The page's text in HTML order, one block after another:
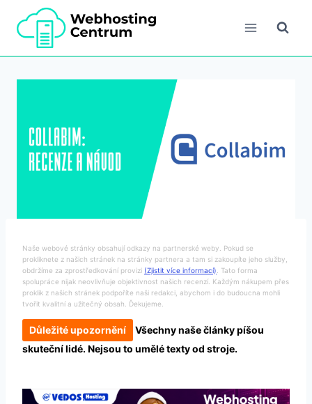
Přeskočit
obsah
Naše webové stránky obsahují odkazy na partnerské weby. Pokud se
prokliknete z našich stránek na stránky partnera a tam si zakoupíte jeho služby,
obdržíme za zprostředkování provizi (Zjistit více informací) . Tato forma
spolupráce nijak neovlivňuje objektivnost našich recenzí. Každým nákupem přes
proklik z našich stránek podpoříte naši redakci, abychom i do budoucna mohli
tvořit kvalitní a užitečný obsah. Ďekujeme.
Důležité upozornění
Všechny naše články píšou
skuteční lidé. Nejsou to umělé texty od stroje.